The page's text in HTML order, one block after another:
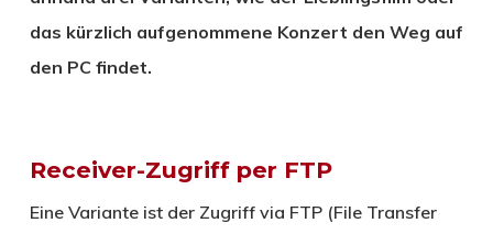
das kürzlich aufgenommene Konzert den Weg auf
den PC findet.
Receiver-Zugriff per FTP
Eine Variante ist der Zugriff via FTP (File Transfer